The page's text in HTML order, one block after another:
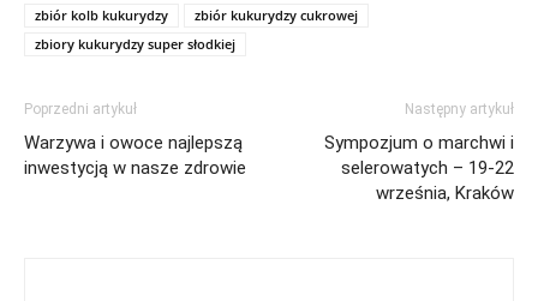
zbiór kolb kukurydzy
zbiór kukurydzy cukrowej
zbiory kukurydzy super słodkiej
Poprzedni artykuł
Warzywa i owoce najlepszą
inwestycją w nasze zdrowie
Następny artykuł
Sympozjum o marchwi i
selerowatych – 19-22
września, Kraków